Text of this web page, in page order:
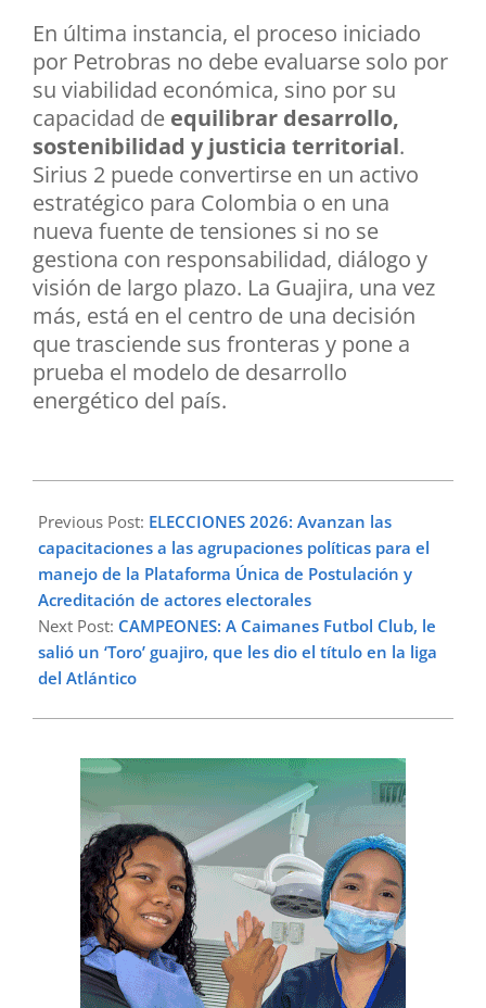
En última instancia, el proceso iniciado
por Petrobras no debe evaluarse solo por
su viabilidad económica, sino por su
capacidad de equilibrar desarrollo,
sostenibilidad y justicia territorial.
Sirius 2 puede convertirse en un activo
estratégico para Colombia o en una
nueva fuente de tensiones si no se
gestiona con responsabilidad, diálogo y
visión de largo plazo. La Guajira, una vez
más, está en el centro de una decisión
que trasciende sus fronteras y pone a
prueba el modelo de desarrollo
energético del país.
01-
27
Previous Post: ELECCIONES 2026: Avanzan las
capacitaciones a las agrupaciones políticas para el
manejo de la Plataforma Única de Postulación y
Acreditación de actores electorales
Next Post: CAMPEONES: A Caimanes Futbol Club, le
salió un ‘Toro’ guajiro, que les dio el título en la liga
del Atlántico